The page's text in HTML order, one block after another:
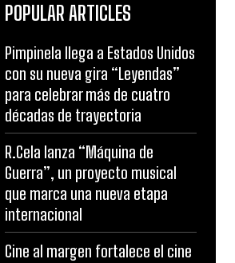
POPULAR ARTICLES
Pimpinela llega a Estados Unidos
con su nueva gira “Leyendas”
para celebrar más de cuatro
décadas de trayectoria
R.Cela lanza “Máquina de
Guerra”, un proyecto musical
que marca una nueva etapa
internacional
Cine al margen fortalece el cine